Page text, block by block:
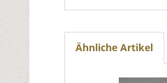
Ähnliche Artikel